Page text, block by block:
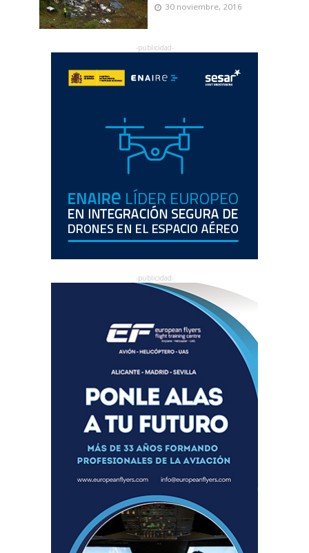
30 noviembre, 2016